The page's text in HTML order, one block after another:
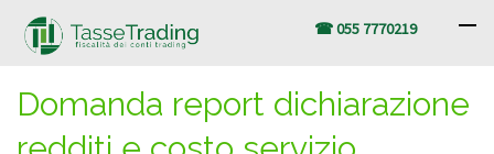
☎ 055 7770219
Domanda report dichiarazione